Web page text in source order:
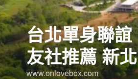
台北單身聯
友社推薦 新
www.onlovebox.com